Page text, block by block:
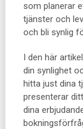
som planerar
tjänster och
och bli synlig
I den här
din synlighet
hitta just dina
presenterar
dina